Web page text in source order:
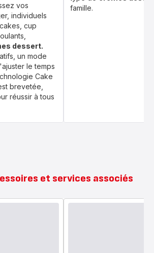
vos
individuels
cup
dessert.
un mode
le temps
Cake
brevetée,
réussir à tous
famille.
et services associés